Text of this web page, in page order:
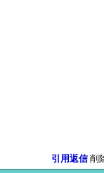
引用返信 削